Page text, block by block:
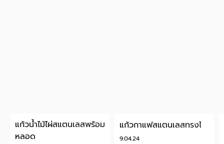
แก้วน้ำไม้ไผ่สแตนเลสพร้อม
หลอด
9.04.24
แก้วกาแฟสแตนเลสทรงไข่